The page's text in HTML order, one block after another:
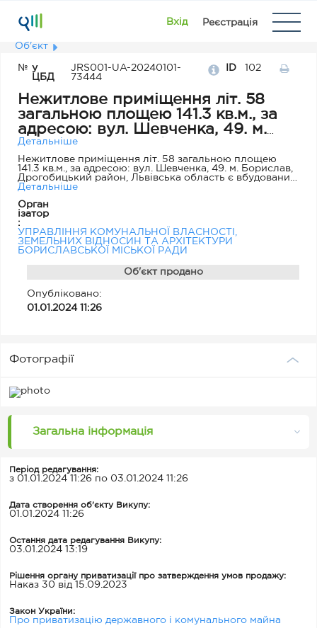
Вхід Реєстрація
Об'єкт
№ у
ЦБД
JRS001-UA-20240101-
73444
ID 102
Нежитлове приміщення літ. 58
загальною площею 141.3 кв.м., за
адресою: вул. Шевченка, 49. м.
Борислав, Дрогобицький район,
Львівська область
Детальніше
Нежитлове приміщення літ. 58 загальною площею
141.3 кв.м., за адресою: вул. Шевченка, 49. м. Борислав,
Дрогобицький район, Львівська область є вбудованим
та розміщується на першому поверсі
Детальніше
Орган
ізатор
:
УПРАВЛІННЯ КОМУНАЛЬНОЇ ВЛАСНОСТІ,
ЗЕМЕЛЬНИХ ВІДНОСИН ТА АРХІТЕКТУРИ
БОРИСЛАВСЬКОЇ МІСЬКОЇ РАДИ
Об'єкт продано
Опубліковано:
01.01.2024 11:26
Фотографії
Загальна інформація
Період редагування:
з 01.01.2024 11:26 по 03.01.2024 11:26
Дата створення об'єкту Викупу:
01.01.2024 11:26
Остання дата редагування Викупу:
03.01.2024 13:19
Рішення органу приватизації про затверждення умов продажу:
Наказ 30 від 15.09.2023
Закон України:
Про приватизацію державного і комунального майна